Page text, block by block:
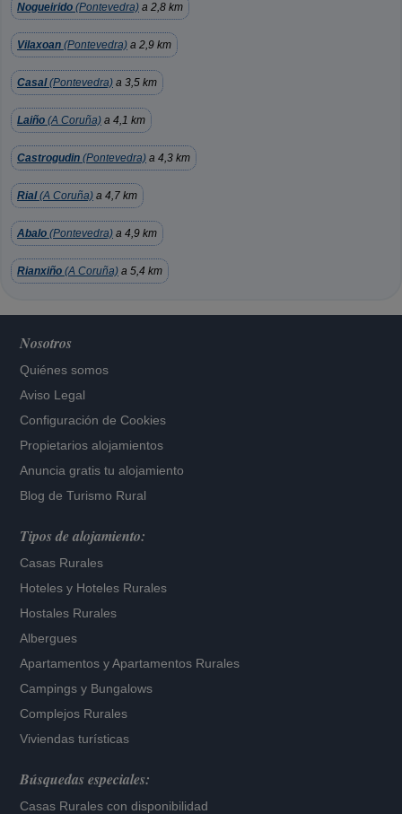
Nogueirido (Pontevedra) a 2,8 km
Vilaxoan (Pontevedra) a 2,9 km
Casal(Pontevedra) a 3,5 km
Laiño (A Coruña) a 4,1 km
Castrogudin (Pontevedra) a 4,3 km
Rial(A Coruña) a 4,7 km
Abalo (Pontevedra) a 4,9 km
Rianxiño (A Coruña) a 5,4 km
Nosotros
Quiénes somos
Aviso Legal
Configuración de Cookies
Propietarios alojamientos
Anuncia gratis tu alojamiento
Blog de Turismo Rural
Tipos de alojamiento:
Casas Rurales
Hoteles y Hoteles Rurales
Hostales Rurales
Albergues
Apartamentos yApartamentos Rurales
Campings y Bungalows
Complejos Rurales
Viviendas turísticas
Búsquedas especiales:
Casas Rurales con disponibilidad